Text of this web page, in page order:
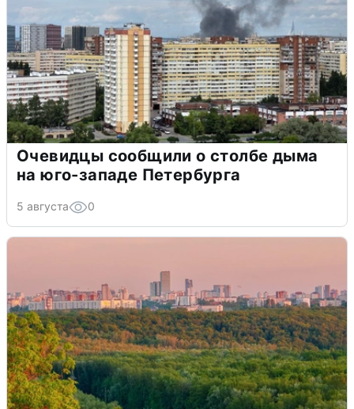
Очевидцы сообщили о столбе дыма
на юго-западе Петербурга
5 августа 0